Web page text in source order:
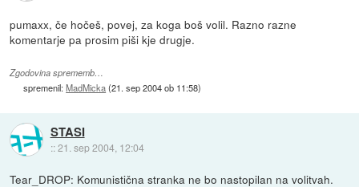
pumaxx, če hočeš, povej, za koga boš volil. Razno razne
komentarje pa prosim piši kje drugje.
Zgodovina sprememb…
spremenil:MadMicka(21. sep 2004 ob 11:58)
STASI
::21. sep 2004, 12:04
Tear_DROP: Komunistična stranka ne bo nastopilan na volitvah.